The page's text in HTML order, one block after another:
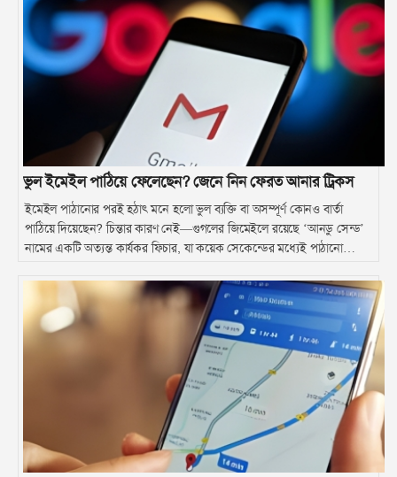
ভুল ইমেইল পাঠিয়ে ফেলেছেন? জেনে নিন ফেরত আনার ট্রিকস
ইমেইল পাঠানোর পরই হঠাৎ মনে হলো ভুল ব্যক্তি বা অসম্পূর্ণ কোনও বার্তা
পাঠিয়ে দিয়েছেন? চিন্তার কারণ নেই—গুগলের জিমেইলে রয়েছে ‘আনডু সেন্ড’
নামের একটি অত্যন্ত কার্যকর ফিচার, যা কয়েক সেকেন্ডের মধ্যেই পাঠানো
ব্যবহারকারীরা বড় ধরনের বিব্রতকর পরিস্থিতি কিংবা ভুল তথ্য পাঠানোর ঝামেলা
এড়িয়ে যেতে পারেন।